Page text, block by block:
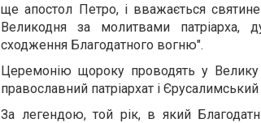
ще апостол Петро, і вважається
Великодня за молитвами патріарха,
сходження Благодатного вогню".
Церемонію щороку проводять у
православний патріархат і
За легендою, той рік, в який